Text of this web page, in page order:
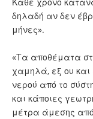
δηλαδή αν δεν
μήνες».
«Τα αποθέματα
χαμηλά, εξ ου και
νερού από το
και κάποιες
μέτρα άμεσης